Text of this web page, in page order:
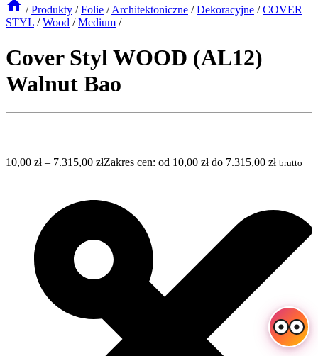
/ Produkty / Folie /Architektoniczne / Dekoracyjne / COVER
STYL / Wood / Medium /
Cover Styl WOOD (AL12)
Walnut Bao
10,00 zł – 7.315,00 złZakres cen: od 10,00 zł do 7.315,00 zł brutto